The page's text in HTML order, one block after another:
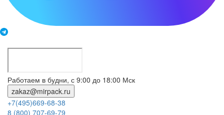
Работаем в будни, с 9:00 до 18:00 Мск
zakaz@mirpack.ru
+7(495)669-68-38
8 (800) 707-69-79